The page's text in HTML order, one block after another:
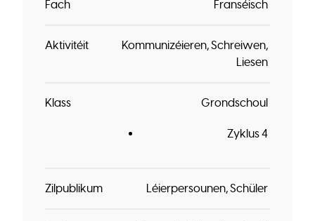
Fach Franséisch
Aktivitéit Kommunizéieren Schreiwen
Liesen
Klass Grondschoul
Zyklus 4
Zilpublikum Léierpersounen Schüler